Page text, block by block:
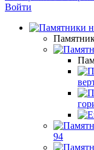
Войти
94